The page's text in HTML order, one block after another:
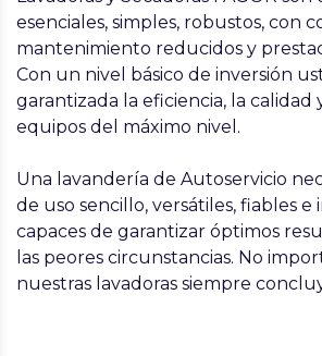
esenciales, simples, robustos, con
mantenimiento reducidos y
Con un nivel básico de inversión
garantizada la eficiencia, la calidad
equipos del máximo nivel.
Una lavandería de Autoservicio
de uso sencillo, versátiles, fiables e
capaces de garantizar óptimos
las peores circunstancias. No
nuestras lavadoras siempre